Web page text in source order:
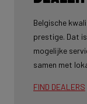
Belgische
prestige. Dat
mogelijke
samen met
FIND DEALERS